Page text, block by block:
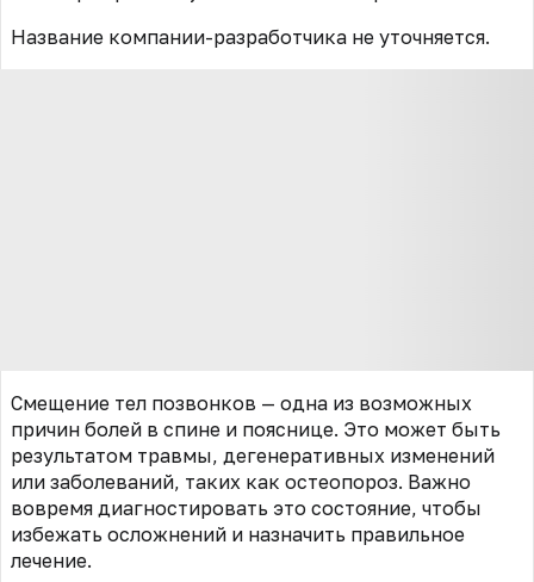
Название компании-разработчика не уточняется.
Смещение тел позвонков — одна из возможных
причин болей в спине и пояснице. Это может быть
результатом травмы, дегенеративных изменений
или заболеваний, таких как остеопороз. Важно
вовремя диагностировать это состояние, чтобы
избежать осложнений и назначить правильное
лечение.